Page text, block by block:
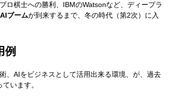
ロ棋士への勝利、 IBMのWatsonなど、ディープラ
ブームが到来するまで、冬の時代（第2次）に入
例
、 AIをビジネスとして活用出来る環境、が、過去
います。